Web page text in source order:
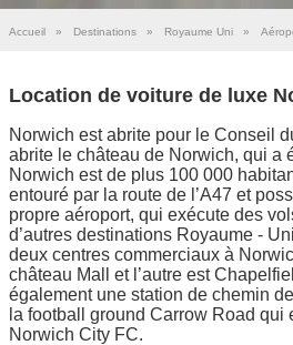
Accueil » Destinations » Royaume Uni »
Location de voiture de luxe
Norwich est abrite pour le Conseil
abrite le château de Norwich, qui a
Norwich est de plus 100 000
entouré par la route de l’A47 et
propre aéroport, qui exécute des
d’autres destinations Royaume -
deux centres commerciaux à
château Mall et l’autre est
également une station de chemin
la football ground Carrow Road qui
Norwich City FC.